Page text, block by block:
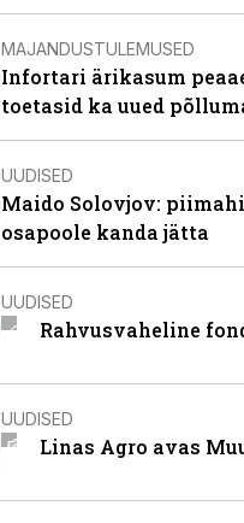
MAJANDUSTULEMUSED
Infortari ärikasum
toetasid ka uued
UUDISED
Maido Solovjov:
osapoole kanda jätta
UUDISED
Rahvusvaheline
UUDISED
Linas Agro avas